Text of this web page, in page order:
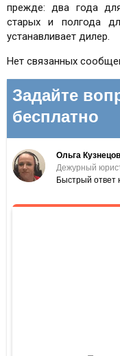
прежде: два года
старых и полгода
устанавливает дилер.
Нет связанных